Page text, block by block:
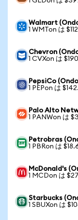
Walmart
1 WMTon は
Chevron
1 CVXon は
PepsiCo
1 PEPon は
Palo Alto
1 PANWon は
Petrobras
1 PBRon は
McDonald's
1 MCDon は
Starbucks
1 SBUXon は